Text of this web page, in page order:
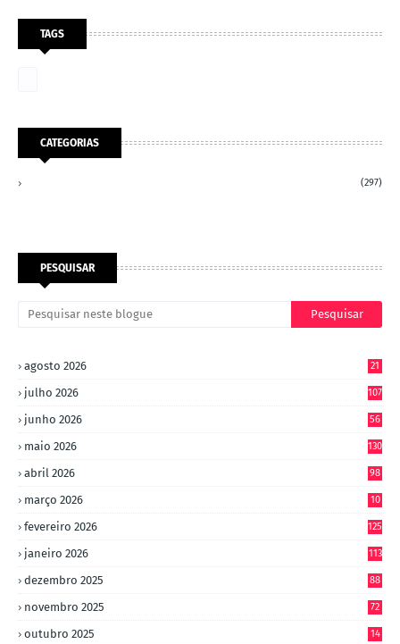
TAGS
CATEGORIAS
(297)
PESQUISAR
agosto 2026 21
julho 2026 107
junho 2026 56
maio 2026 130
abril 2026 98
março 2026
10
fevereiro 2026 125
janeiro 2026 113
dezembro 2025 88
novembro 2025 72
outubro 2025
14